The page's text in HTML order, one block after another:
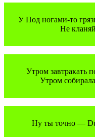
У Под ногами-то
Не
Утром завтракать
Утром
Ну ты точно —